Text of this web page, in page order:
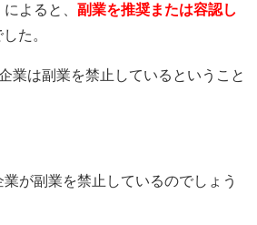
よると、 副業を推奨または容認し
した。
業は副業を禁止しているということ
が副業を禁止しているのでしょう